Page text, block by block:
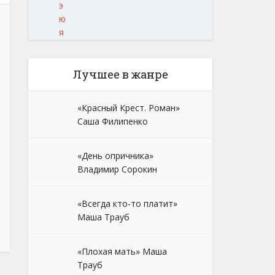
э
ю
я
Лучшее в жанре
«Красный Крест. Роман»
Саша Филипенко
«День опричника»
Владимир Сорокин
«Всегда кто-то платит»
Маша Трауб
«Плохая мать» Маша
Трауб